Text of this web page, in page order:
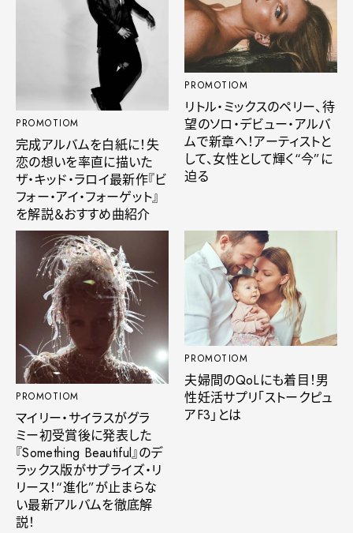
PROMOTIOM
完成アルバムを白紙に！失
恋の想いを率直に描いた
ザ・キッド・ラロイ最新作『ビ
フォー・アイ・フォーゲット』
を解説＆おすすめ曲紹介
PROMOTIOM
リトル・ミックスのペリー、待
望のソロ・デビュー・アルバ
ムで新章へ！アーティストと
して、女性として輝く“今”に
迫る
PROMOTIOM
マイリー・サイラスがグラ
ミー初受賞後に発表した
『Something Beautiful』のデ
ラックス版がサプライズ・リ
リース！“進化”が止まらな
い最新アルバムを徹底解
説！
PROMOTIOM
夫婦間のQoLにも着目！男
性妊活サプリ「ストークピュ
アF3」とは